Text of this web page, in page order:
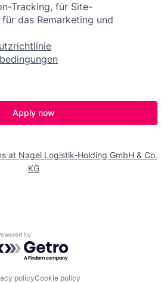
Tracking, für Site-
für das Remarketing und
Apply now
at Nagel Logistik-Holding GmbH & Co.
KG
by Getro.com
policyCookie policy